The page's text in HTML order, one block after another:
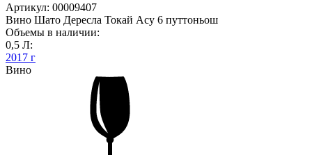
Артикул: 00009407
Вино Шато Дересла Токай Асу 6 путтоньош
Объемы в наличии:
0,5 Л:
2017 г
Вино